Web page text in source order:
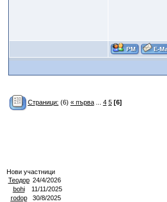
Страници: (6) « първа... 4 5 [6]
Нови участници
Теодор 24/4/2026
bohi
11/11/2025
rodop
30/8/2025